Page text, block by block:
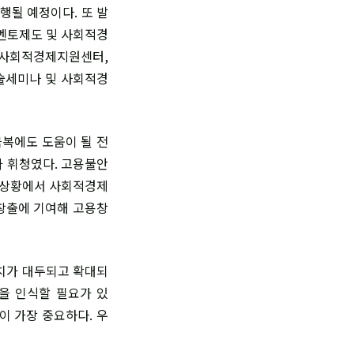
될 예정이다. 또 발
제도 및 사회적경
회적경제지원센터,
미나 및 사회적경
에도 도움이 될 전
휘청였다. 고용불안
황에서 사회적경제
에 기여해 고용창
가 대두되고 확대되
인식할 필요가 있
가장 중요하다. 우